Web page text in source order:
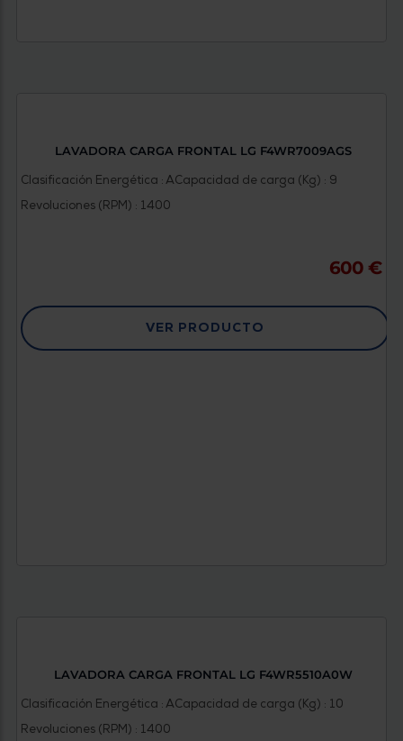
LAVADORA CARGA FRONTAL LG F4WR7009AGS
Clasificación Energética : ACapacidad de carga (Kg) : 9
Revoluciones (RPM) : 1400
600 €
VER PRODUCTO
LAVADORA CARGA FRONTAL LG F4WR5510A0W
Clasificación Energética : ACapacidad de carga (Kg) : 10
Revoluciones (RPM) : 1400